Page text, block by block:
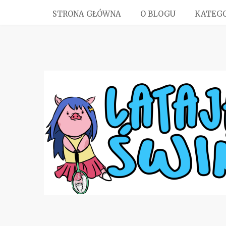
STRONA GŁÓWNA O BLOGU